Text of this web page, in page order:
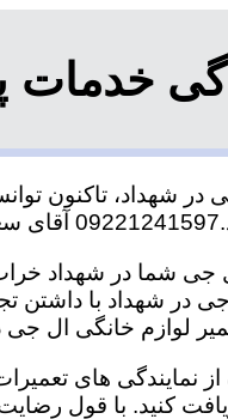
شهداد، تاکنون
جی شما در شهداد
در شهداد با داشتن
لوازم خانگی ال جی
نمایندگی های
کنید. با قول